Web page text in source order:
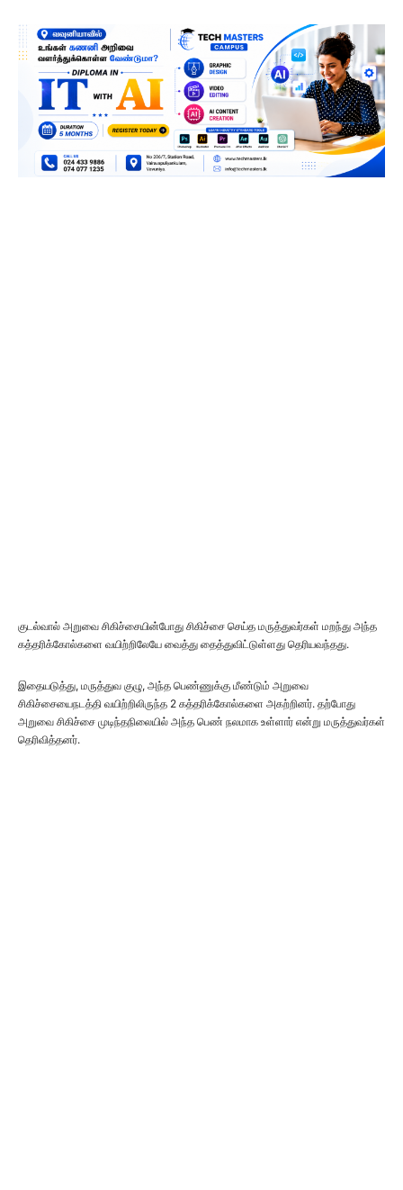
குடல்வால் அறுவை சிகிச்சையின்போது சிகிச்சை செய்த மருத்துவர்கள் மறந்து அந்த
கத்தரிக்கோல்களை வயிற்றிலேயே வைத்து தைத்துவிட்டுள்ளது தெரியவந்தது.
இதையடுத்து, மருத்துவ குழு, அந்த பெண்ணுக்கு மீண்டும் அறுவை
சிகிச்சையைநடத்தி வயிற்றிலிருந்த 2 கத்தரிக்கோல்களை அகற்றினர். தற்போது
அறுவை சிகிச்சை முடிந்தநிலையில் அந்த பெண் நலமாக உள்ளார் என்று மருத்துவர்கள்
தெரிவித்தனர்.